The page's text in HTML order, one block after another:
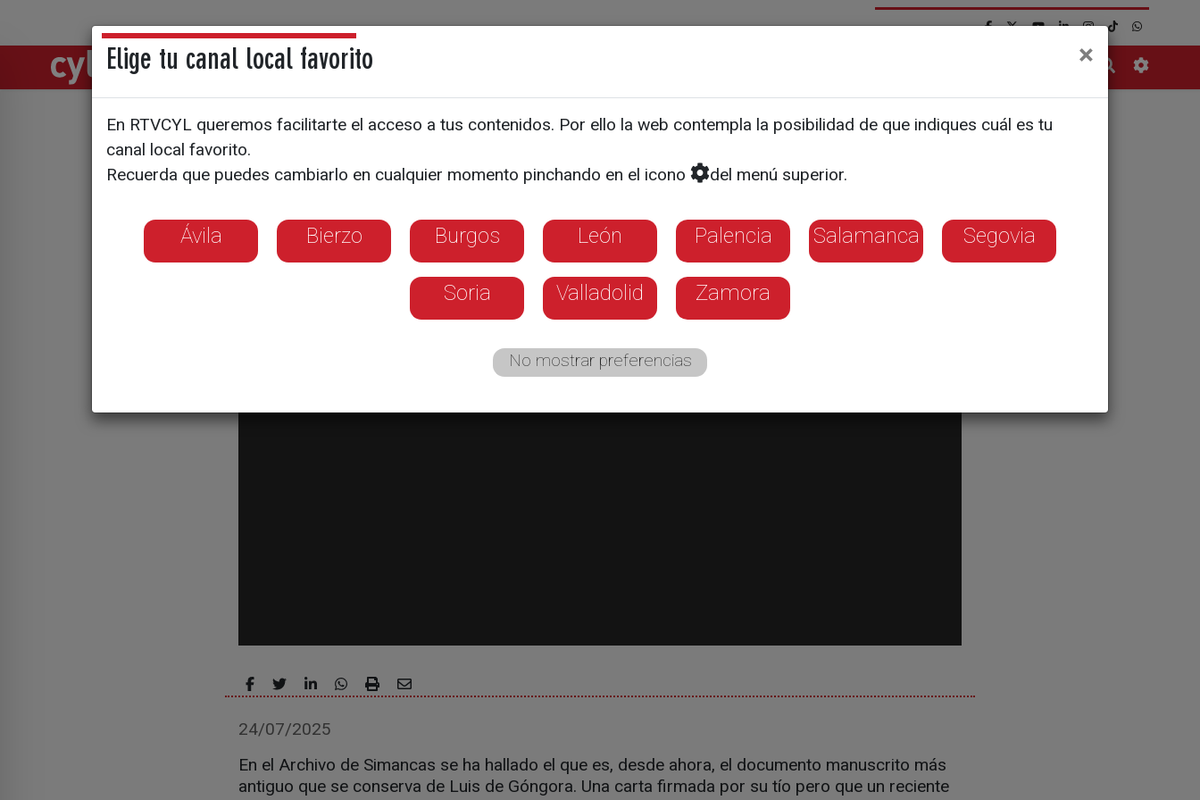
Directos Noticias
Hallan el manuscrito más antiguo de Góngora
en el Archivo de Simancas
24/07/2025
En el Archivo de Simancas se ha hallado el que es, desde ahora, el documento manuscrito más
antiguo que se conserva de Luis de Góngora. Una carta firmada por su tío pero que un reciente
Elige tu canal local favorito ×
En RTVCYL queremos facilitarte el acceso a tus contenidos. Por ello la web contempla la posibilidad de que indiques cuál es tu
canal local favorito.
Recuerda que puedes cambiarlo en cualquier momento pinchando en el icono
del menú superior.
Ávila Bierzo Burgos León Palencia Salamanca Segovia
Soria Valladolid Zamora
No mostrar preferencias